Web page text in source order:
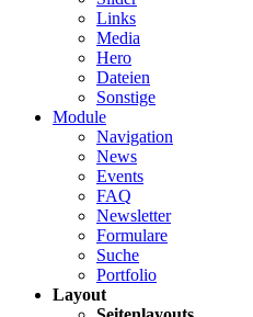
Links
Media
Hero
Dateien
Sonstige
Module
Navigation
News
Events
FAQ
Newsletter
Formulare
Suche
Portfolio
Layout